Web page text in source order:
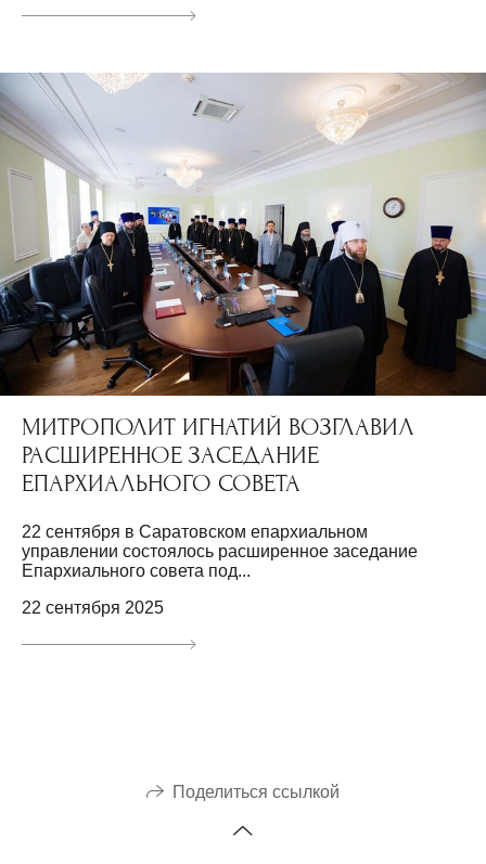
МИТРОПОЛИТ ИГНАТИЙ ВОЗГЛАВИЛ
РАСШИРЕННОЕ ЗАСЕДАНИЕ
ЕПАРХИАЛЬНОГО СОВЕТА
22 сентября в Саратовском епархиальном
управлении состоялось расширенное заседание
Епархиального совета под...
22 сентября 2025
Поделиться ссылкой